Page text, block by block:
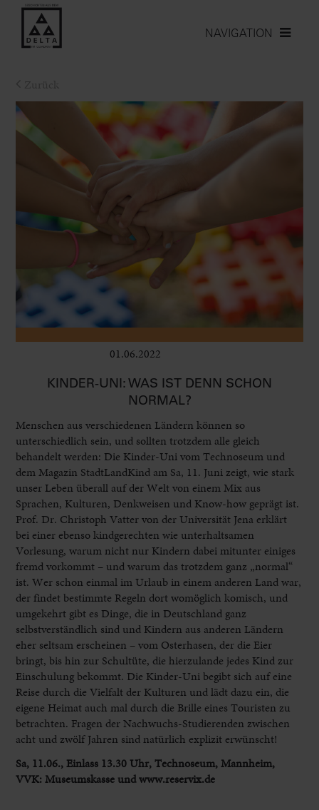
NAVIGATION
01.06.2022
KINDER-UNI: WAS IST DENN SCHON
NORMAL?
Menschen aus verschiedenen Ländern können so
unterschiedlich sein, und sollten trotzdem alle gleich
behandelt werden: Die Kinder-Uni vom Technoseum und
dem Magazin StadtLandKind am Sa, 11. Juni zeigt, wie stark
unser Leben überall auf der Welt von einem Mix aus
Sprachen, Kulturen, Denkweisen und Know-how geprägt ist.
Prof. Dr. Christoph Vatter von der Universität Jena erklärt
bei einer ebenso kindgerechten wie unterhaltsamen
Vorlesung, warum nicht nur Kindern dabei mitunter einiges
fremd vorkommt – und warum das trotzdem ganz „normal“
ist. Wer schon einmal im Urlaub in einem anderen Land war,
der findet bestimmte Regeln dort womöglich komisch, und
umgekehrt gibt es Dinge, die in Deutschland ganz
selbstverständlich sind und Kindern aus anderen Ländern
eher seltsam erscheinen – vom Osterhasen, der die Eier
bringt, bis hin zur Schultüte, die hierzulande jedes Kind zur
Einschulung bekommt. Die Kinder-Uni begibt sich auf eine
Reise durch die Vielfalt der Kulturen und lädt dazu ein, die
eigene Heimat auch mal durch die Brille eines Touristen zu
betrachten. Fragen der Nachwuchs-Studierenden zwischen
acht und zwölf Jahren sind natürlich explizit erwünscht!
Sa, 11.06., Einlass 13.30 Uhr, Technoseum, Mannheim,
VVK: Museumskasse und www.reservix.de